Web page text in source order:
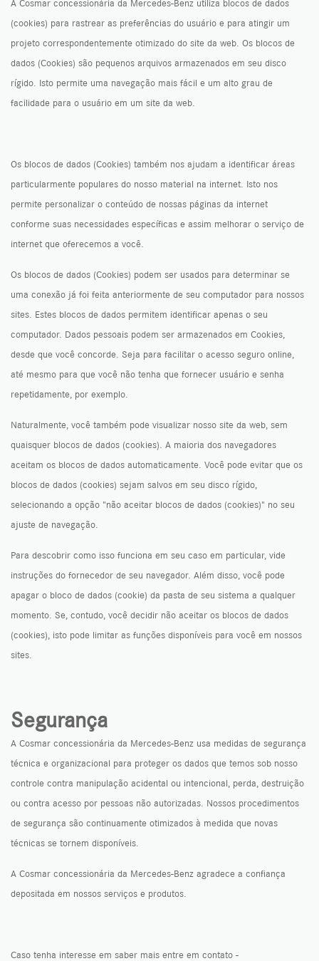
A Cosmar concessionária da Mercedes-Benz utiliza blocos de dados
(cookies) para rastrear as preferências do usuário e para atingir um
projeto correspondentemente otimizado do site da web. Os blocos de
dados (Cookies) são pequenos arquivos armazenados em seu disco
rígido. Isto permite uma navegação mais fácil e um alto grau de
facilidade para o usuário em um site da web.
Os blocos de dados (Cookies) também nos ajudam a identificar áreas
particularmente populares do nosso material na internet. Isto nos
permite personalizar o conteúdo de nossas páginas da internet
conforme suas necessidades específicas e assim melhorar o serviço de
internet que oferecemos a você.
Os blocos de dados (Cookies) podem ser usados para determinar se
uma conexão já foi feita anteriormente de seu computador para nossos
sites. Estes blocos de dados permitem identificar apenas o seu
computador. Dados pessoais podem ser armazenados em Cookies,
desde que você concorde. Seja para facilitar o acesso seguro online,
até mesmo para que você não tenha que fornecer usuário e senha
repetidamente, por exemplo.
Naturalmente, você também pode visualizar nosso site da web, sem
quaisquer blocos de dados (cookies). A maioria dos navegadores
aceitam os blocos de dados automaticamente. Você pode evitar que os
blocos de dados (cookies) sejam salvos em seu disco rígido,
selecionando a opção "não aceitar blocos de dados (cookies)" no seu
ajuste de navegação.
Para descobrir como isso funciona em seu caso em particular, vide
instruções do fornecedor de seu navegador. Além disso, você pode
apagar o bloco de dados (cookie) da pasta de seu sistema a qualquer
momento. Se, contudo, você decidir não aceitar os blocos de dados
(cookies), isto pode limitar as funções disponíveis para você em nossos
sites.
Segurança
A Cosmar concessionária da Mercedes-Benz usa medidas de segurança
técnica e organizacional para proteger os dados que temos sob nosso
controle contra manipulação acidental ou intencional, perda, destruição
ou contra acesso por pessoas não autorizadas. Nossos procedimentos
de segurança são continuamente otimizados à medida que novas
técnicas se tornem disponíveis.
A Cosmar concessionária da Mercedes-Benz agradece a confiança
depositada em nossos serviços e produtos.
Caso tenha interesse em saber mais entre em contato -